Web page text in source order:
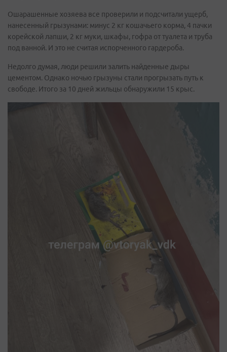
Ошарашенные хозяева все проверили и подсчитали ущерб,
нанесенный грызунами: минус 2 кг кошачьего корма, 4 пачки
корейской лапши, 2 кг муки, шкафы, гофра от туалета и труба
под ванной. И это не считая испорченного гардероба.
Недолго думая, люди решили залить найденные дыры
цементом. Однако ночью грызуны стали прогрызать путь к
свободе. Итого за 10 дней жильцы обнаружили 15 крыс.